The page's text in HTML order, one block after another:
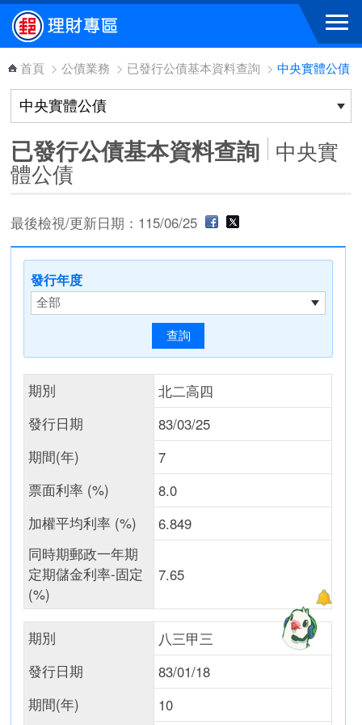
跳到主要內容區塊
首頁 > 公債業務 > 已發行公債基本資料查詢 > 中央實體公債
已發行公債基本資料查詢 中央實
體公債
最後檢視/更新日期：115/06/25
發行年度
期別
北二高四
發行日期
83/03/25
期間(年)
7
票面利率 (%)
8.0
加權平均利率 (%)
6.849
同時期郵政一年期
定期儲金利率-固定
(%)
7.65
期別
八三甲三
發行日期
83/01/18
期間(年)
10